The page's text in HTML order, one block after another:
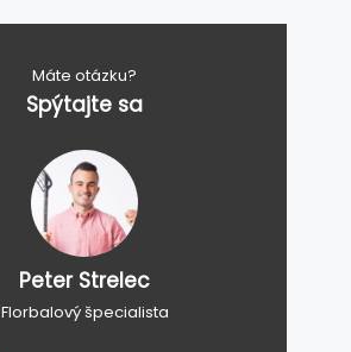
Máte otázku?
Spýtajte sa
Peter Strelec
Florbalový špecialista